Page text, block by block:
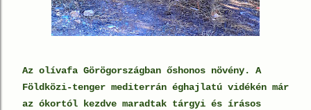
Az olívafa Görögországban őshonos növény. A
Földközi-tenger mediterrán éghajlatú vidékén már
az ókortól kezdve maradtak tárgyi és írásos